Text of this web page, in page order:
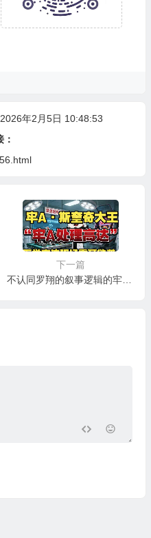
年2月5日 10:48:53
下一篇
不认同罗翔的叙事逻辑的牢A斯奎奇大王